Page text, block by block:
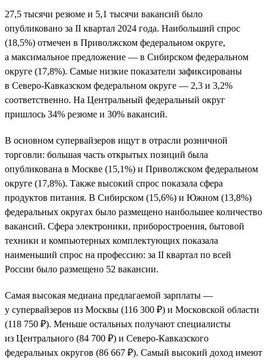
27,5 тысячи резюме и 5,1 тысячи вакансий было
опубликовано за II квартал 2024 года. Наибольший спрос
(18,5%) отмечен в Приволжском федеральном округе,
а максимальное предложение — в Сибирском федеральном
округе (17,8%). Самые низкие показатели зафиксированы
в Северо-Кавказском федеральном округе — 2,3 и 3,2%
соответственно. На Центральный федеральный округ
пришлось 34% резюме и 30% вакансий.
В основном супервайзеров ищут в отрасли розничной
торговли: большая часть открытых позиций была
опубликована в Москве (15,1%) и Приволжском федеральном
округе (17,8%). Также высокий спрос показала сфера
продуктов питания. В Сибирском (15,6%) и Южном (13,8%)
федеральных округах было размещено наибольшее количество
вакансий. Сфера электроники, приборостроения, бытовой
техники и компьютерных комплектующих показала
наименьший спрос на профессию: за II квартал по всей
России было размещено 52 вакансии.
Самая высокая медиана предлагаемой зарплаты —
у супервайзеров из Москвы (116 300 ₽) и Московской области
(118 750 ₽). Меньше остальных получают специалисты
из Центрального (84 700 ₽) и Северо-Кавказского
федеральных округов (86 667 ₽). Самый высокий доход имеют